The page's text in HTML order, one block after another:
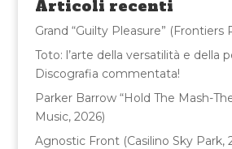
o
k
Articoli recenti
Grand “Guilty Pleasure” (Frontiers
Toto: l’arte della versatilità e della
Discografia commentata!
Parker Barrow “Hold The Mash-
Music, 2026)
Agnostic Front (Casilino Sky Park,